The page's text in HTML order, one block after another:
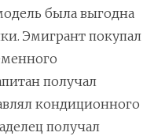
была выгодна
Эмигрант покупал
получал
кондиционного
получал